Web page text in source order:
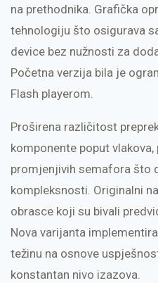
na prethodnika. Grafička
tehnologiju što osigurava
device bez nužnosti za
Početna verzija bila je
Flash playerom.
Proširena različitost
komponente poput
promjenjivih semafora što
kompleksnosti. Originalni
obrasce koji su bivali
Nova varijanta
težinu na osnove
konstantan nivo izazova.